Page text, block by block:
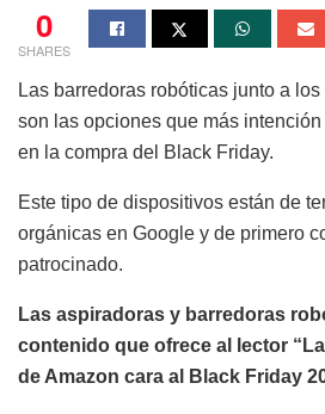
0
SHARES
Las barredoras robóticas junto a
son las opciones que más
en la compra del Black Friday.
Este tipo de dispositivos están de
orgánicas en Google y de primero
patrocinado.
Las aspiradoras y barredoras
contenido que ofrece al lector
de Amazon cara al Black Friday